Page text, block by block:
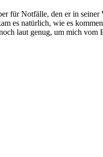
für Notfälle, den er in
es natürlich, wie es
laut genug, um mich vom